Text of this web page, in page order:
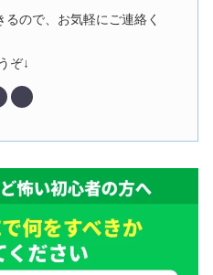
ので、お気軽にご連絡く
ぞ↓